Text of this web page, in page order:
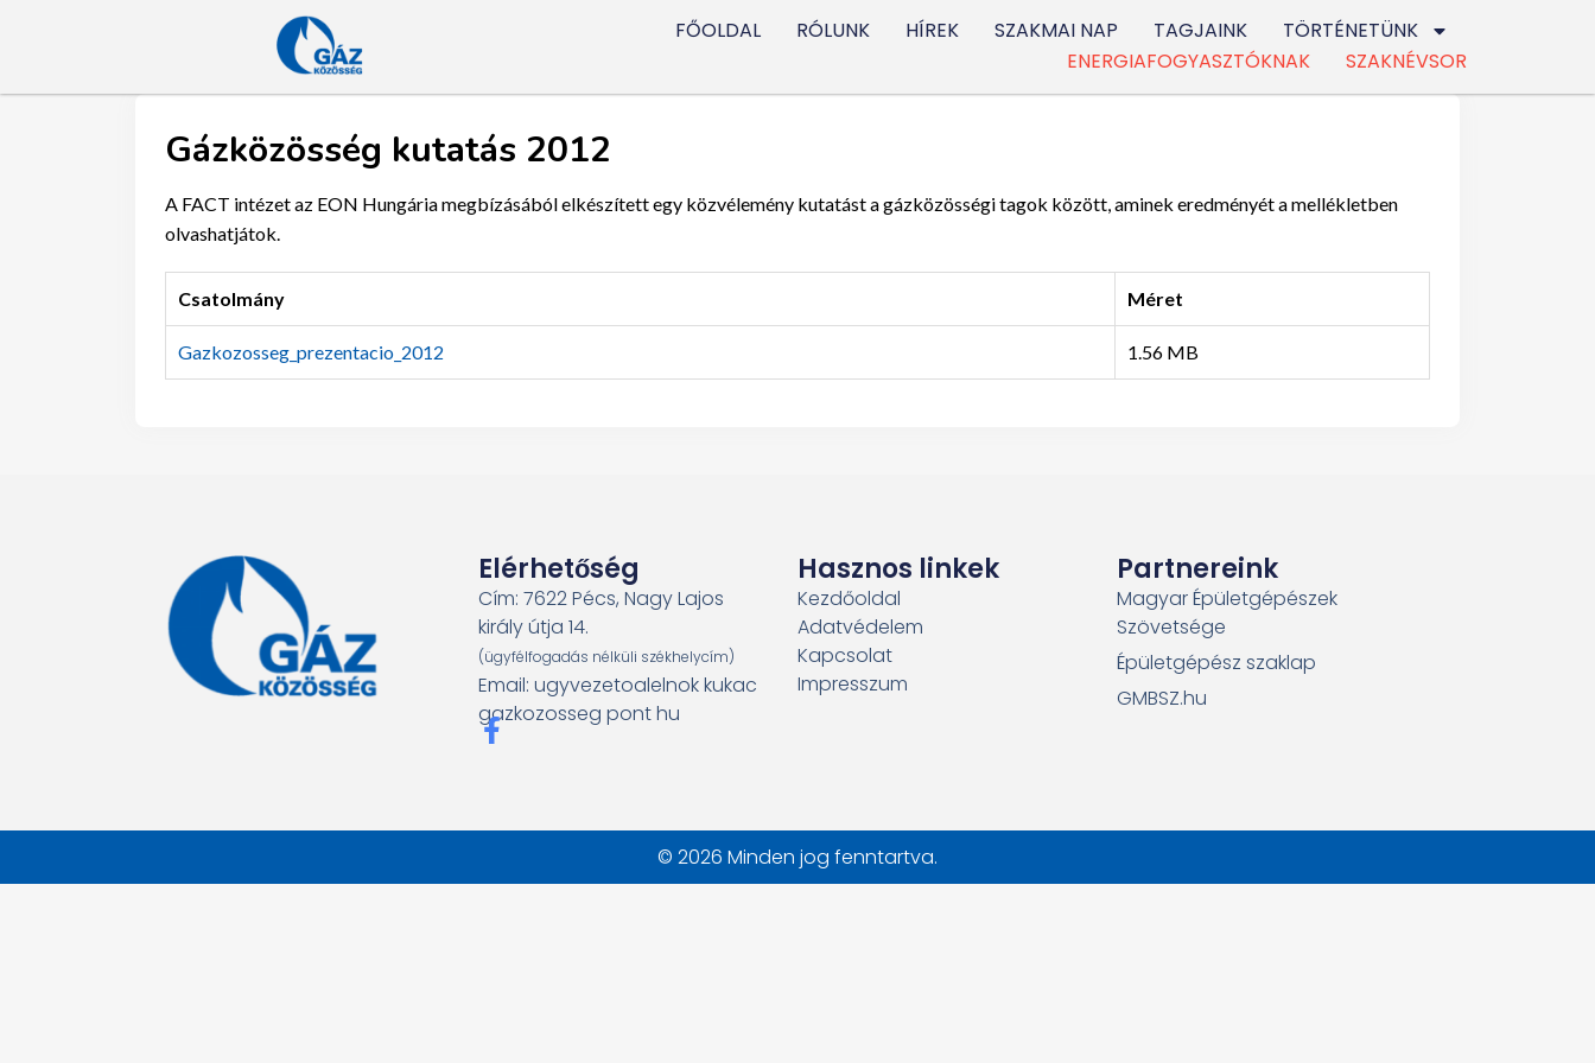
FŐOLDAL RÓLUNK HÍREK SZAKMAI NAP TAGJAINK
TÖRTÉNETÜNK
ENERGIAFOGYASZTÓKNAK
SZAKNÉVSOR
Gázközösség kutatás 2012
A FACT intézet az EON Hungária megbízásából elkészített egy közvélemény kutatást a gázközösségi tagok között, aminek eredményét a mellékletben
olvashatjátok.
Csatolmány Méret
Gazkozosseg_prezentacio_2012 1.56 MB
Elérhetőség
Cím: 7622 Pécs, Nagy Lajos
király útja 14.
(ügyfélfogadás nélküli székhelycím)
Email: ugyvezetoalelnok kukac
gazkozosseg pont hu
Hasznos linkek
Kezdőoldal
Adatvédelem
Kapcsolat
Impresszum
Partnereink
Magyar Épületgépészek
Szövetsége
Épületgépész szaklap
GMBSZ.hu
© 2026 Minden jog fenntartva.